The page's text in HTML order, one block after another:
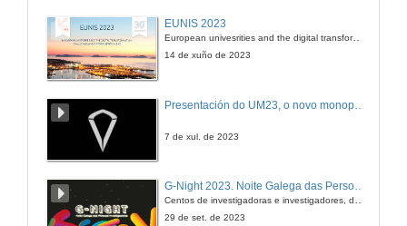
EUNIS 2023
European univesrities and the digital transformation: challenges and opportunities ahead
14 de xuño de 2023
7 de xul. de 2023
G-Night 2023. Noite Galega das Persoas Investigadoras. Conciencias creativas
29 de set. de 2023